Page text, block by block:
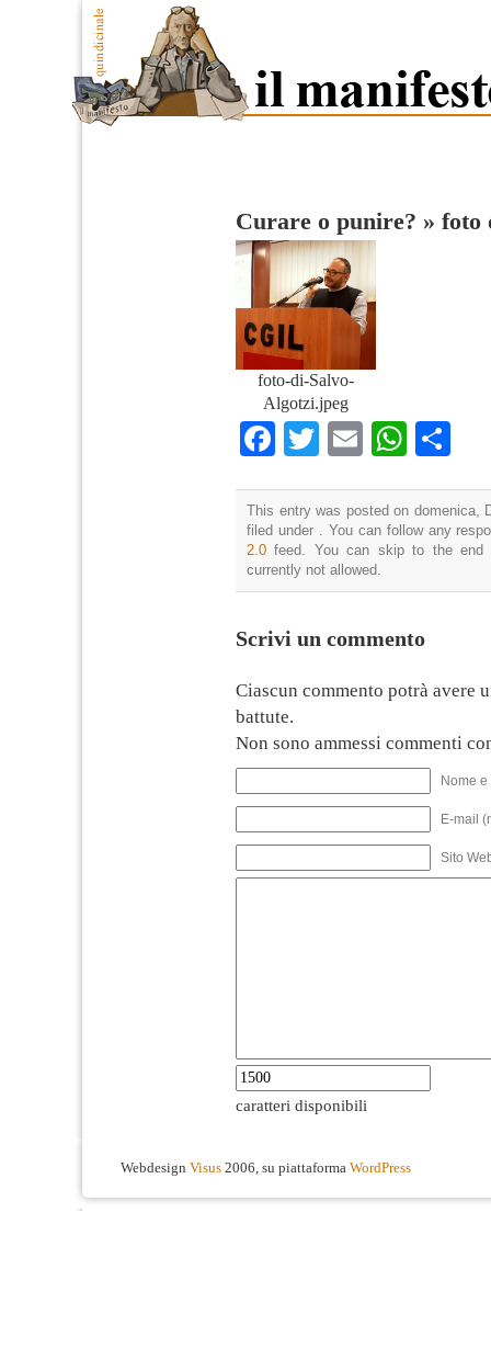
Curare o punire? » foto
foto-di-Salvo-
Algotzi.jpeg
Facebook
TwitterEmail
This entry was posted on domenica,
filed under . You can follow any
2.0 feed. You can skip to the end
currently not allowed.
Scrivi un commento
Ciascun commento potrà avere
battute.
Non sono ammessi commenti
Nome
E-mail
Sito
caratteri disponibili
Webdesign Visus 2006, su piattaforma WordPress